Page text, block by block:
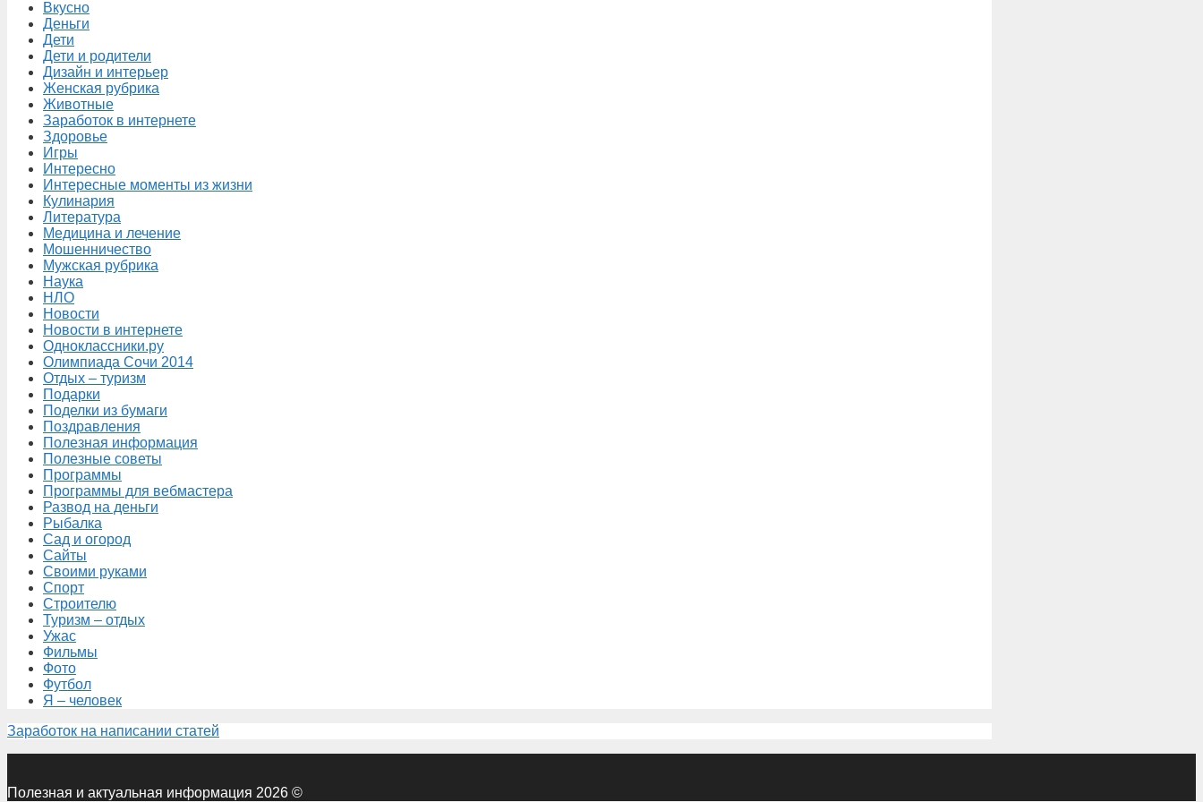
Вкусно
Деньги
Дети
Дети и родители
Дизайн и интерьер
Женская рубрика
Животные
Заработок в интернете
Здоровье
Игры
Интересно
Интересные моменты из жизни
Кулинария
Литература
Медицина и лечение
Мошенничество
Мужская рубрика
Наука
НЛО
Новости
Новости в интернете
Одноклассники.ру
Олимпиада Сочи 2014
Отдых – туризм
Подарки
Поделки из бумаги
Поздравления
Полезная информация
Полезные советы
Программы
Программы для вебмастера
Развод на деньги
Рыбалка
Сад и огород
Сайты
Своими руками
Спорт
Строителю
Туризм – отдых
Ужас
Фильмы
Фото
Футбол
Я – человек
Заработок на написании статей
Полезная и актуальная информация 2026 ©